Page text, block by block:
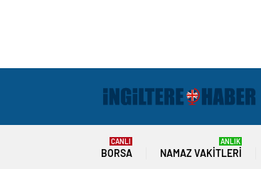
BORSA
CANLI
NAMAZ VAKITLERI
ANLIK